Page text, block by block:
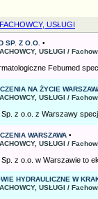
FACHOWCY, USŁUGI
SP. Z O.O. •
USŁUGI /
Febumed
NA ŻYCIE
USŁUGI /
z o.o. z Warszawy
WARSZAWA •
USŁUGI /
z o.o. w Warszawie to
HYDRAULICZNE W
USŁUGI /